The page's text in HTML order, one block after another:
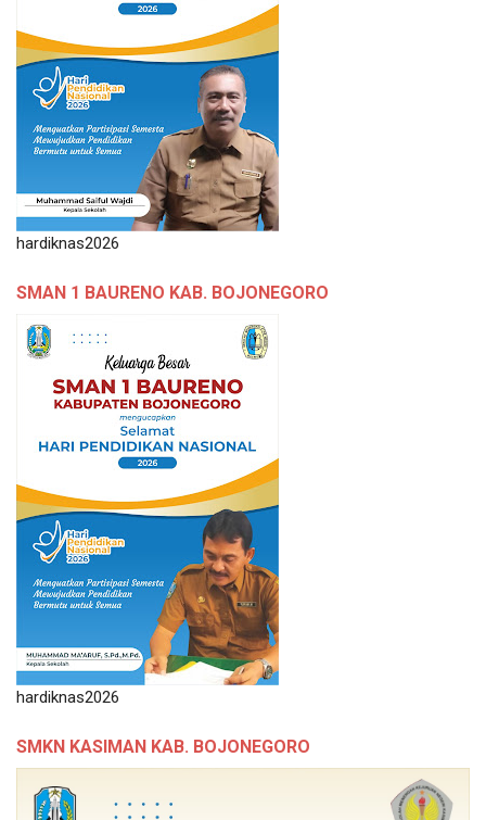
hardiknas2026
SMAN 1 BAURENO KAB. BOJONEGORO
hardiknas2026
SMKN KASIMAN KAB. BOJONEGORO